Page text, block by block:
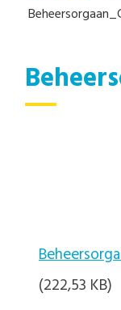
(222,53 KB)